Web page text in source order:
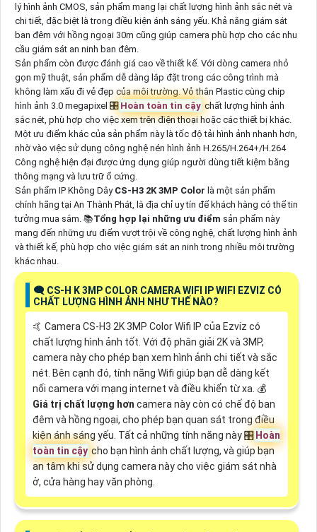
lý hình ảnh CMOS, sản phẩm mang lại chất lượng hình ảnh sắc nét và
chi tiết, đặc biệt là trong điều kiện ánh sáng yếu. Khả năng giám sát
ban đêm với hồng ngoại 30m cũng giúp camera phù hợp cho các nhu
cầu giám sát an ninh ban đêm.
Sản phẩm còn được đánh giá cao về thiết kế. Với dòng camera nhỏ
gọn mỹ thuật, sản phẩm dễ dàng lắp đặt trong các công trình mà
không làm xấu đi vẻ đẹp của môi trường. Vỏ thân Plastic cùng chip
hình ảnh 3.0 megapixel 🎛 Hoàn toàn tin cậy chất lượng hình ảnh
sắc nét, phù hợp cho việc xem trên điện thoại hoặc các thiết bị khác.
Một ưu điểm khác của sản phẩm này là tốc độ tải hình ảnh nhanh hơn,
nhờ vào việc sử dụng công nghệ nén hình ảnh H.265/H.264+/H.264
Công nghệ hiện đại được ứng dụng giúp người dùng tiết kiệm băng
thông mạng và lưu trữ ổ cứng.
Sản phẩm IP Không Dây CS-H3 2K 3MP Color là một sản phẩm
chính hãng tại An Thành Phát, là địa chỉ uy tín để khách hàng có thể tin
tưởng mua sắm. 📚Tổng hợp lại những ưu điểm sản phẩm này
mang đến những ưu điểm vượt trội về công nghệ, chất lượng hình ảnh
và thiết kế, phù hợp cho việc giám sát an ninh trong nhiều môi trường
khác nhau.
🗨️ CS-H K 3MP COLOR CAMERA WIFI IP WIFI EZVIZ CÓ
CHẤT LƯỢNG HÌNH ẢNH NHƯ THẾ NÀO?
🤙 Camera CS-H3 2K 3MP Color Wifi IP của Ezviz có
chất lượng hình ảnh tốt. Với độ phân giải 2K và 3MP,
camera này cho phép bạn xem hình ảnh chi tiết và sắc
nét. Bên cạnh đó, tính năng Wifi giúp bạn dễ dàng kết
nối camera với mạng internet và điều khiển từ xa. 💰
Giá trị chất lượng hơn camera này còn có chế độ ban
đêm và hồng ngoại, cho phép bạn quan sát trong điều
kiện ánh sáng yếu. Tất cả những tính năng này 🎛 Hoàn
toàn tin cậy cho bạn hình ảnh chất lượng, và giúp bạn
an tâm khi sử dụng camera này cho việc giám sát nhà
ở, cửa hàng hay văn phòng.